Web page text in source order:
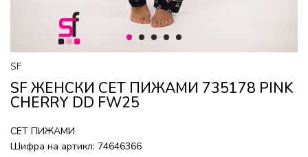
1 2 3 4 5
SF
SF ЖЕНСКИ СЕТ ПИЖАМИ 735178 PINK
CHERRY DD FW25
СЕТ ПИЖАМИ
Шифра на артикл: 74646366